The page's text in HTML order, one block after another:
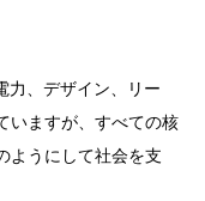
力、デザイン、リー
いますが、すべての核
ようにして社会を支